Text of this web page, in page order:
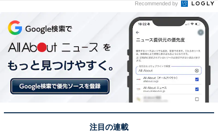
THE NORTH FACE「NM72301」
[THE NORTH FACE] Big Shot NM72301
Recommended by
注目の連載